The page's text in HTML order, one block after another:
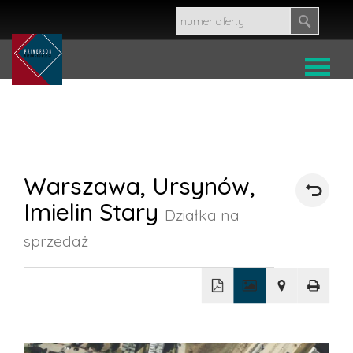
DOMY
DZIALKI
Warszawa, Ursynów,
Imielin Stary Działka na
sprzedaż
−